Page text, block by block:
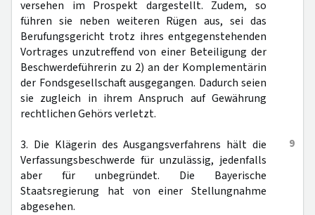
versehen im Prospekt dargestellt. Zudem, so
führen sie neben weiteren Rügen aus, sei das
Berufungsgericht trotz ihres entgegenstehenden
Vortrages unzutreffend von einer Beteiligung der
Beschwerdeführerin zu 2) an der Komplementärin
der Fondsgesellschaft ausgegangen. Dadurch seien
sie zugleich in ihrem Anspruch auf Gewährung
rechtlichen Gehörs verletzt.
9
3. Die Klägerin des Ausgangsverfahrens hält die
Verfassungsbeschwerde für unzulässig, jedenfalls
aber für unbegründet. Die Bayerische
Staatsregierung hat von einer Stellungnahme
abgesehen.